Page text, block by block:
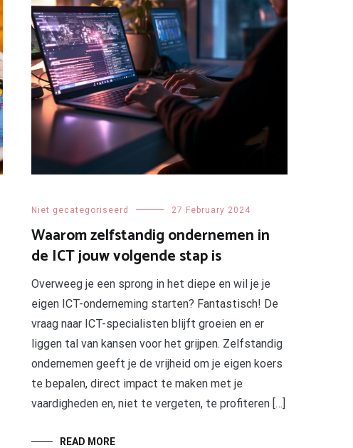
Niet gecategoriseerd 27 February 2024
Waarom zelfstandig ondernemen in
de ICT jouw volgende stap is
Overweeg je een sprong in het diepe en wil je je
eigen ICT-onderneming starten? Fantastisch! De
vraag naar ICT-specialisten blijft groeien en er
liggen tal van kansen voor het grijpen. Zelfstandig
ondernemen geeft je de vrijheid om je eigen koers
te bepalen, direct impact te maken met je
vaardigheden en, niet te vergeten, te profiteren […]
READ MORE